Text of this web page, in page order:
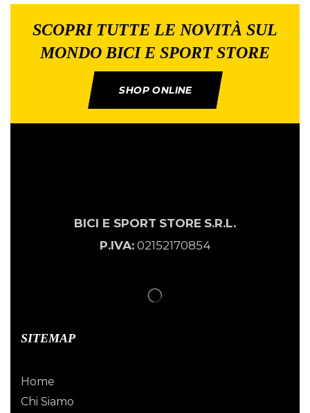
SCOPRI TUTTE LE NOVITÀ SUL
MONDO BICI E SPORT STORE
SHOP ONLINE
BICI E SPORT STORE S.R.L.
P.IVA:02152170854
SITEMAP
Home
Chi Siamo